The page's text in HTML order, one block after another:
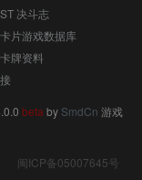
决斗志
片游戏数据库
牌资料
beta by SmdCn 游戏
闽ICP备05007645号